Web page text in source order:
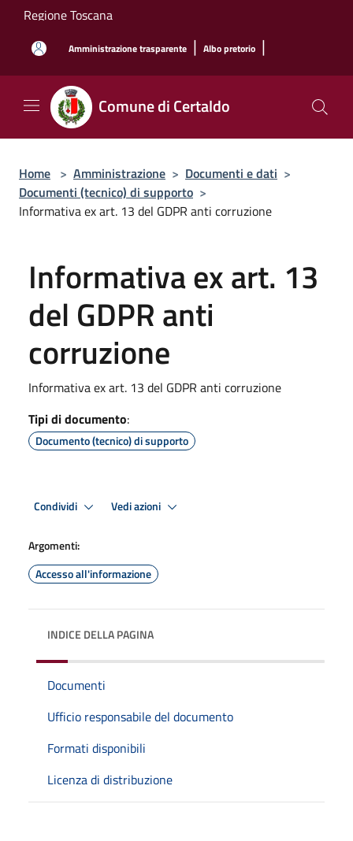
Salta al contenuto principale
Regione Toscana
Amministrazione trasparente | Albo pretorio |
Comune di Certaldo
Home > Amministrazione > Documenti e dati >
Documenti (tecnico) di supporto >
Informativa ex art. 13 del GDPR anti corruzione
Informativa ex art. 13
del GDPR anti
corruzione
Informativa ex art. 13 del GDPR anti corruzione
Tipi di documento:
Documento (tecnico) di supporto
Condividi Vedi azioni
Argomenti:
Accesso all'informazione
INDICE DELLA PAGINA
Documenti
Ufficio responsabile del documento
Formati disponibili
Licenza di distribuzione